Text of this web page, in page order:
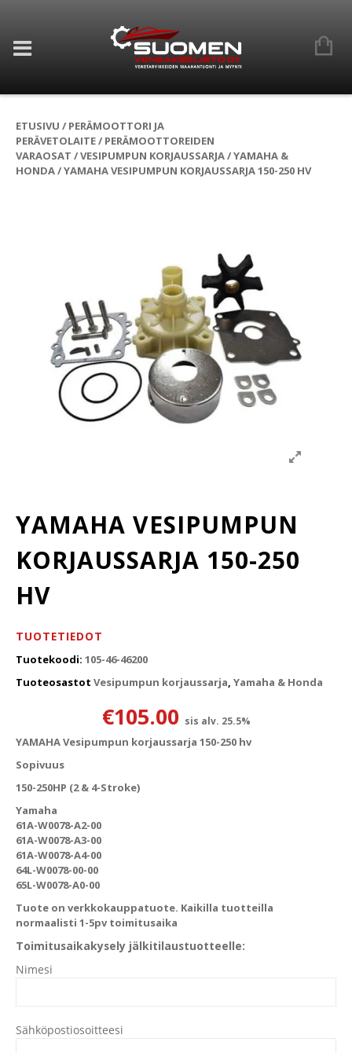
ETUSIVU / PERÄMOOTTORI JA
PERÄVETOLAITE/ PERÄMOOTTOREIDEN
VARAOSAT /VESIPUMPUN KORJAUSSARJA/YAMAHA &
HONDA/ YAMAHA VESIPUMPUN KORJAUSSARJA 150-250 HV
YAMAHA VESIPUMPUN
KORJAUSSARJA 150-250
HV
TUOTETIEDOT
Tuotekoodi: 105-46-46200
Tuoteosastot Vesipumpun korjaussarja, Yamaha & Honda
€105.00 sis alv. 25.5%
YAMAHA Vesipumpun korjaussarja 150-250 hv
Sopivuus
150-250HP (2 & 4-Stroke)
Yamaha
61A-W0078-A2-00
61A-W0078-A3-00
61A-W0078-A4-00
64L-W0078-00-00
65L-W0078-A0-00
Tuote on verkkokauppatuote. Kaikilla tuotteilla
normaalisti 1-5pv toimitusaika
Toimitusaikakysely jälkitilaustuotteelle:
Nimesi
Sähköpostiosoitteesi